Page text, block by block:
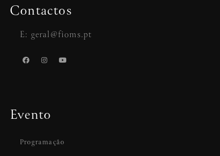
Contactos
E: geral@fioms.pt
Evento
Programação